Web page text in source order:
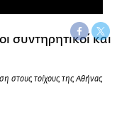
στους τοίχους της Αθήνας